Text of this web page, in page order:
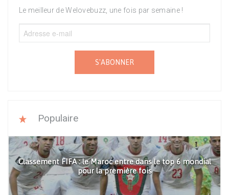
Le meilleur de Welovebuzz, une fois par semaine !
S'ABONNER
Populaire
Classement FIFA : le Maroc entre dans le top 6 mondial
pour la première fois